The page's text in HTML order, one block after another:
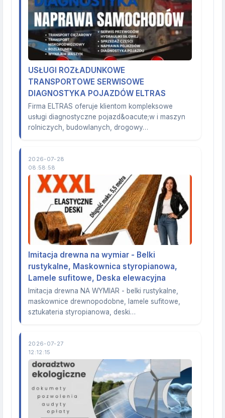
USŁUGI ROZŁADUNKOWE
TRANSPORTOWE SERWISOWE
DIAGNOSTYKA POJAZDÓW ELTRAS
Firma ELTRAS oferuje klientom kompleksowe
usługi diagnostyczne pojazd&oacute;w i maszyn
rolniczych, budowlanych, drogowy…
2026-07-28
08:58:58
Imitacja drewna na wymiar - Belki
rustykalne, Maskownica styropianowa,
Lamele sufitowe, Deska elewacyjna
Imitacja drewna NA WYMIAR - belki rustykalne,
maskownice drewnopodobne, lamele sufitowe,
sztukateria styropianowa, deski…
2026-07-27
12:12:15